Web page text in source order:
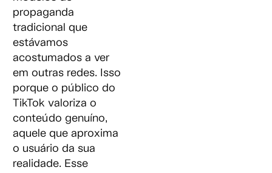
propaganda
tradicional que
estávamos
acostumados a ver
em outras redes. Isso
porque o público do
TikTok valoriza o
conteúdo genuíno,
aquele que aproxima
o usuário da sua
realidade. Esse